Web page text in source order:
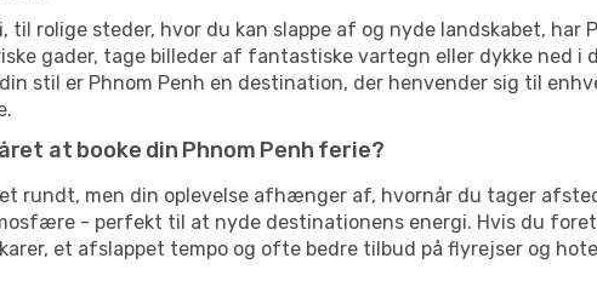
til rolige steder, hvor du kan slappe af og nyde landskabet, har
gader, tage billeder af fantastiske vartegn eller dykke ned
stil er Phnom Penh en destination, der henvender sig til
at booke din Phnom Penh ferie?
rundt, men din oplevelse afhænger af, hvornår du tager
- perfekt til at nyde destinationens energi. Hvis du
et afslappet tempo og ofte bedre tilbud på flyrejser og